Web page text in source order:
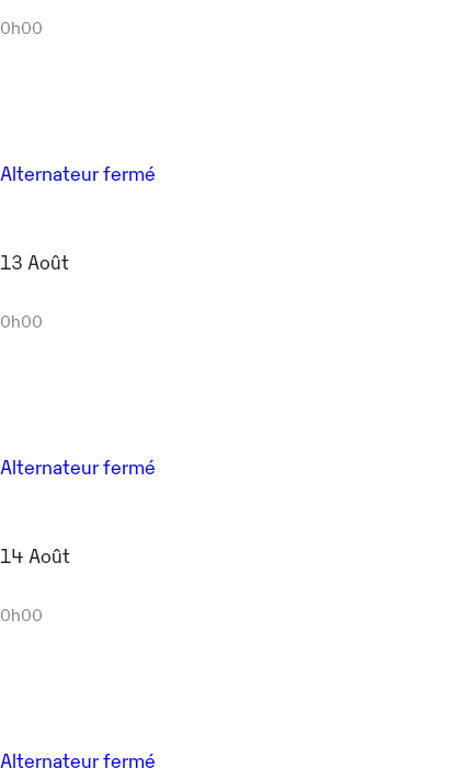
0h00
Alternateur fermé
13 Août
0h00
Alternateur fermé
14 Août
0h00
Alternateur fermé